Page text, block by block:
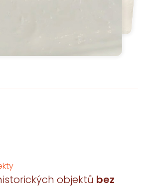
objektů bez